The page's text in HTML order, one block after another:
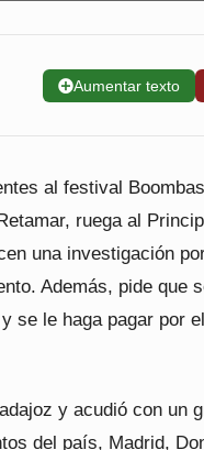
➕Aumentar texto
al festival
ruega al
una investigación
Además, pide que
se le haga pagar por
y acudió con un
del país, Madrid,